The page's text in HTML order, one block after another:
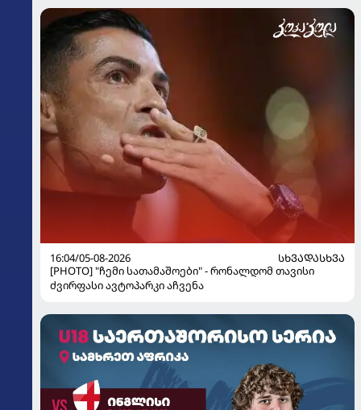
16:04/05-08-2026
ᲡᲮᲕᲐᲓᲐᲡᲮᲕᲐ
[PHOTO] "ჩემი სათამაშოები" - რონალდომ თავისი
ძვირფასი ავტოპარკი აჩვენა